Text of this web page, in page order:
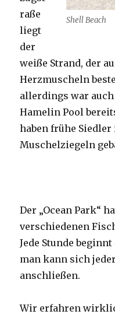
Shell Beach
raße
liegt
der
weiße Strand, der
Herzmuscheln
allerdings war
Hamelin Pool
haben frühe Siedler
Muschelziegeln
Der „Ocean Park“
verschiedenen
Jede Stunde
man kann sich
anschließen.
Wir erfahren